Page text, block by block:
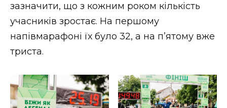
ЗАКАРПАТСЬКІ НОВИНИ
НОВИНИ ЗАХІДНОЇ УКРАЇНИ
ФОТО
зазначити, що з кожним роком кількість
учасників зростає. На першому
напівмарафоні їх було 32, а на п’ятому вже
триста.